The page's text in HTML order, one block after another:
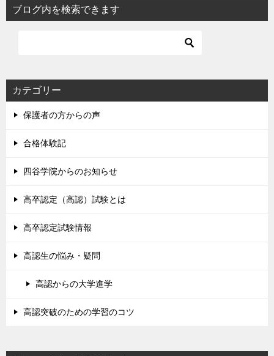
ブログ内を検索できます
カテゴリー
保護者の方からの声
合格体験記
四谷学院からのお知らせ
高卒認定（高認）試験とは
高卒認定試験情報
高認生の悩み・疑問
高認からの大学進学
高認突破のための学習のコツ